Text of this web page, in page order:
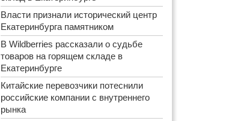
Власти признали исторический центр
Екатеринбурга памятником
В Wildberries рассказали о судьбе
товаров на горящем складе в
Екатеринбурге
Китайские перевозчики потеснили
российские компании с внутреннего
рынка